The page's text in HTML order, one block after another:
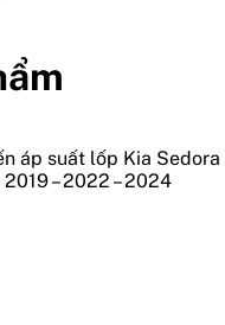
áp suất lốp Kia Sedora
– 2022 – 2024